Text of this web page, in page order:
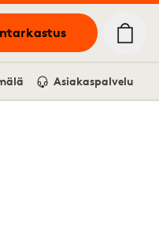
Asiakaspalvelu